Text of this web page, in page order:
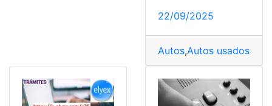
22/09/2025
Autos,Autos usados